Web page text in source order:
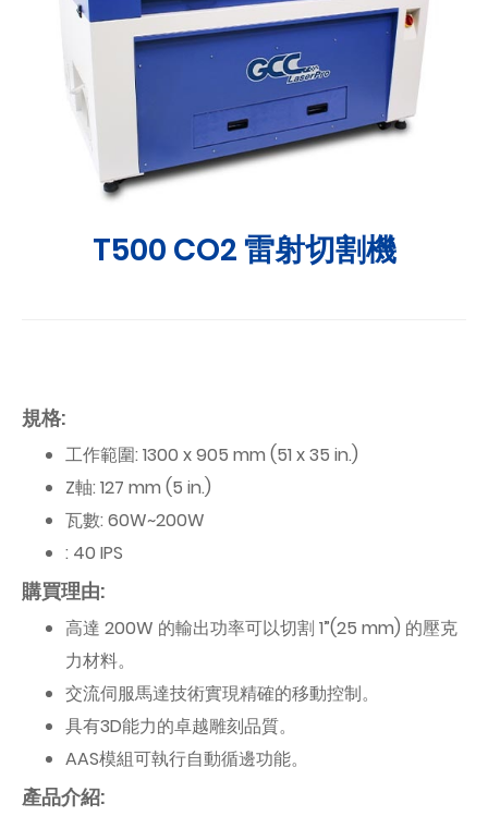
T500 CO2 雷射切割機
規格:
工作範圍: 1300 x 905 mm (51 x 35 in.)
Z軸: 127 mm (5 in.)
瓦數: 60W~200W
: 40 IPS
購買理由:
高達 200W 的輸出功率可以切割 1”(25 mm) 的壓克
力材料。
交流伺服馬達技術實現精確的移動控制。
具有3D能力的卓越雕刻品質。
AAS模組可執行自動循邊功能。
產品介紹: